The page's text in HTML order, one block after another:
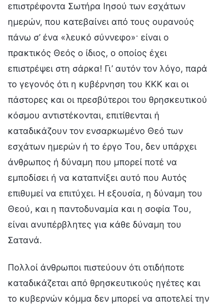
επιστρέφοντα Σωτήρα Ιησού των εσχάτων
ημερών, που κατεβαίνει από τους ουρανούς
πάνω σ’ ένα «λευκό σύννεφο»· είναι ο
πρακτικός Θεός ο ίδιος, ο οποίος έχει
επιστρέψει στη σάρκα! Γι’ αυτόν τον λόγο, παρά
το γεγονός ότι η κυβέρνηση του ΚΚΚ και οι
πάστορες και οι πρεσβύτεροι του θρησκευτικού
κόσμου αντιστέκονται, επιτίθενται ή
καταδικάζουν τον ενσαρκωμένο Θεό των
εσχάτων ημερών ή το έργο Του, δεν υπάρχει
άνθρωπος ή δύναμη που μπορεί ποτέ να
εμποδίσει ή να καταπνίξει αυτό που Αυτός
επιθυμεί να επιτύχει. Η εξουσία, η δύναμη του
Θεού, και η παντοδυναμία και η σοφία Του,
είναι ανυπέρβλητες για κάθε δύναμη του
Σατανά.
Πολλοί άνθρωποι πιστεύουν ότι οτιδήποτε
καταδικάζεται από θρησκευτικούς ηγέτες και
το κυβερνών κόμμα δεν μπορεί να αποτελεί την